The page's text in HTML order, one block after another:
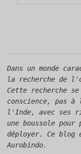
Dans un monde
la recherche de
Cette recherche
conscience, pas
l'Inde, avec ses
une boussole
déployer. Ce blog
Aurobindo.